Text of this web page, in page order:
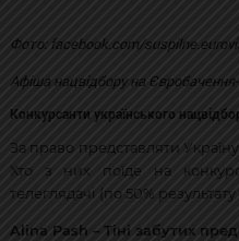
Фото: facebook.com/
Афіша нацвідбору на
Конкурсанти українського
За право представляти
Хто з них поїде на
телеглядачі (по 50%
Alina Pash – Тіні забутих